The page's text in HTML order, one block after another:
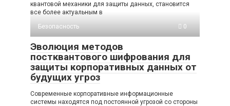
квантовой механики для защиты данных, становится
все более актуальным в
Безопасность
0
Эволюция методов
постквантового шифрования для
защиты корпоративных данных от
будущих угроз
Современные корпоративные информационные
системы находятся под постоянной угрозой со стороны